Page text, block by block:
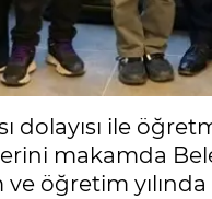
dolayısı ile
makamda
ve öğretim